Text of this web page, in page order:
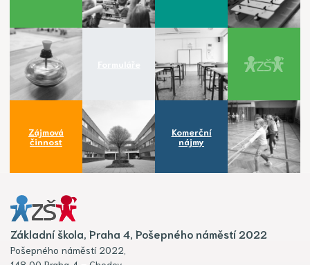
Zájmová
činnost
Komerční
nájmy
Základní škola, Praha 4, Pošepného náměstí 2022
Pošepného náměstí 2022,